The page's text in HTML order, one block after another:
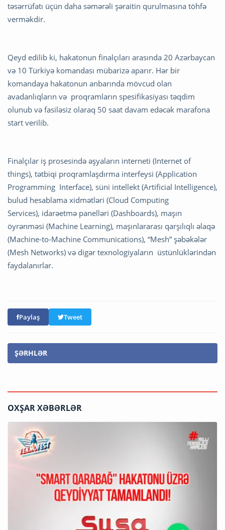
təsərrüfatı üçün daha səmərəli şəraitin qurulmasına töhfə
verməkdir.
Qeyd edilib ki, hakatonun finalçıları arasında 20 Azərbaycan
və 10 Türkiyə komandası mübarizə aparır. Hər bir
komandaya hakatonun anbarında mövcud olan
avadanlıqların və proqramların spesifikasiyası təqdim
olunub və fasiləsiz olaraq 50 saat davam edəcək marafona
start verilib.
Finalçılar iş prosesində əşyaların interneti (Internet of
things), tətbiqi proqramlaşdırma interfeysi (Application
Programming Interface), süni intellekt (Artificial Intelligence),
bulud hesablama xidmətləri (Cloud Computing
Services), idarəetmə panelləri (Dashboards), maşın
öyrənməsi (Machine Learning), maşınlararası qarşılıqlı əlaqə
(Machine-to-Machine Communications), “Mesh” şəbəkələr
(Mesh Networks) və digər texnologiyaların üstünlüklərindən
faydalanırlar.
Paylaş Tweet
ŞƏRHLƏR
OXŞAR XƏBƏRLƏR